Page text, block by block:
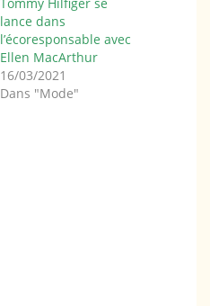
Tommy Hilfiger se
lance dans
l’écoresponsable avec
Ellen MacArthur
16/03/2021
Dans "Mode"